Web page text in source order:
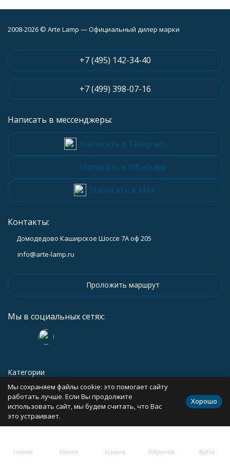
Главная Каталог Корзина Избранное Войти
2008-2026 © Arte Lamp — Официальный дилер марки
+7 (495) 142-34-40
+7 (499) 398-07-16
Написать в мессенджеры:
Написать в Telegram
Написать в Whatsapp
Написать в MAX
Контакты:
Домодедово Каширское Шоссе 7А оф 205
info@arte-lamp.ru
Проложить маршрут
Мы в социальных сетях:
Категории
Информация
Политика персональных данных Карта сайта
Мы сохраняем файлы cookie: это помогает сайту
работать лучше. Если Вы продолжите
использовать сайт, мы будем считать, что Вас
это устраивает.
Хорошо